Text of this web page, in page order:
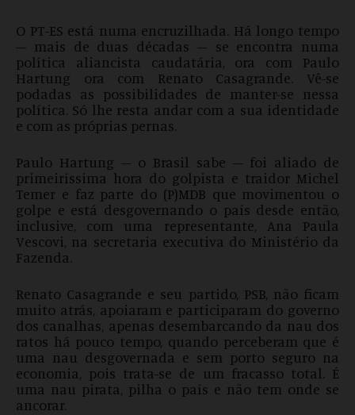
O PT-ES está numa encruzilhada. Há longo tempo
– mais de duas décadas – se encontra numa
política aliancista caudatária, ora com Paulo
Hartung ora com Renato Casagrande. Vê-se
podadas as possibilidades de manter-se nessa
política. Só lhe resta andar com a sua identidade
e com as próprias pernas.
Paulo Hartung – o Brasil sabe – foi aliado de
primeiríssima hora do golpista e traidor Michel
Temer e faz parte do (P)MDB que movimentou o
golpe e está desgovernando o país desde então,
inclusive, com uma representante, Ana Paula
Vescovi, na secretaria executiva do Ministério da
Fazenda.
Renato Casagrande e seu partido, PSB, não ficam
muito atrás, apoiaram e participaram do governo
dos canalhas, apenas desembarcando da nau dos
ratos há pouco tempo, quando perceberam que é
uma nau desgovernada e sem porto seguro na
economia, pois trata-se de um fracasso total. É
uma nau pirata, pilha o país e não tem onde se
ancorar.